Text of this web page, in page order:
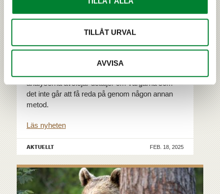
TILLÅT URVAL
AVVISA
dna-prover på olika håll i Finland
NATURRESURSINSTITUTET (LUKE)
Vargspillning samlas in för dna-analyser från den
analyserna avslöjar detaljer om vargarna som
det inte går att få reda på genom någon annan
metod.
Läs nyheten
AKTUELLT FEB. 18, 2025